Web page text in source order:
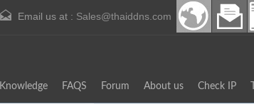
Email us at : Sales@thaiddns.com
Knowledge FAQS Forum About us Check IP